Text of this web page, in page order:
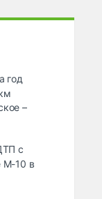
год
–
с
М-10 в